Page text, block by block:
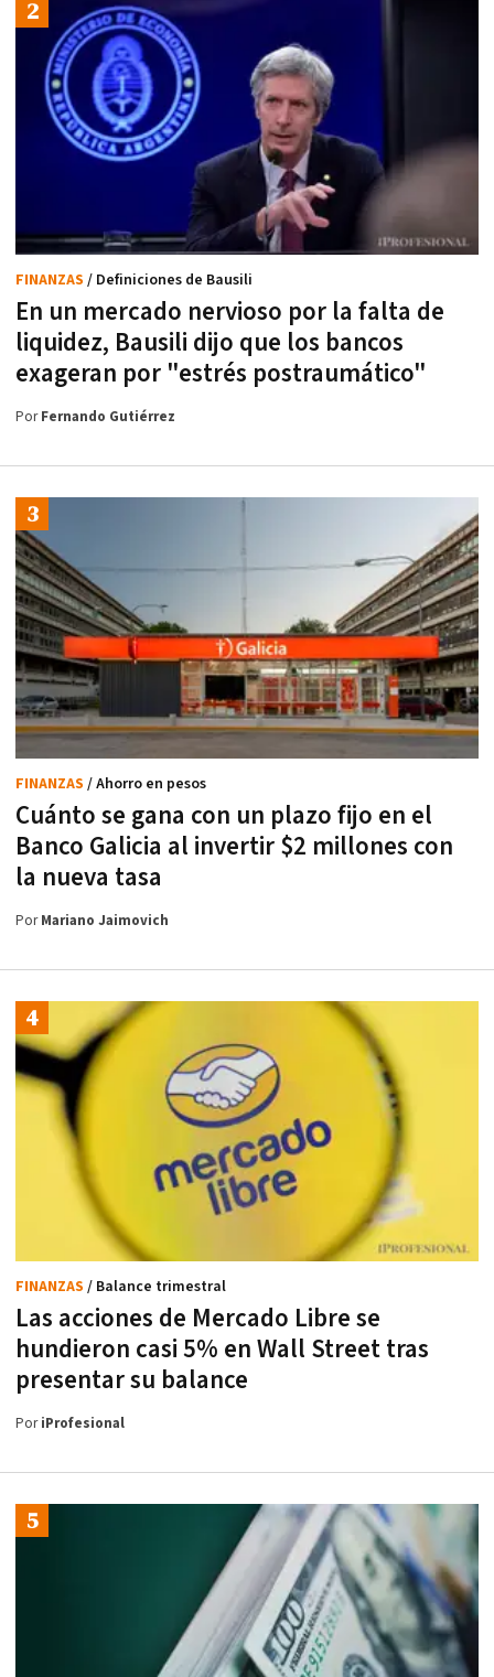
En un mercado nervioso por la falta de
liquidez, Bausili dijo que los bancos
exageran por "estrés postraumático"
FINANZAS / Definiciones de Bausili
PorFernando Gutiérrez
Cuánto se gana con un plazo fijo en el
Banco Galicia al invertir $2 millones con
la nueva tasa
FINANZAS / Ahorro en pesos
PorMariano Jaimovich
Las acciones de Mercado Libre se
hundieron casi 5% en Wall Street tras
presentar su balance
FINANZAS / Balance trimestral
PoriProfesional